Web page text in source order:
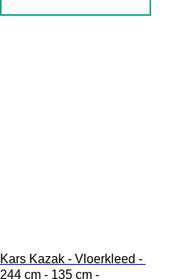
Kars Kazak - Vloerkleed -
244 cm - 135 cm -